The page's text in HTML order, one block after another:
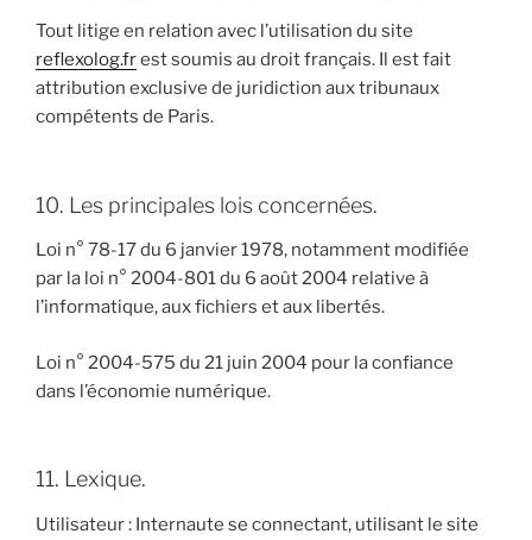
Tout litige en relation avec l’utilisation du site
reflexolog.frest soumis au droit français. Il est fait
attribution exclusive de juridiction aux tribunaux
compétents de Paris.
10. Les principales lois concernées.
Loi n° 78-17 du 6 janvier 1978, notamment modifiée
par la loi n° 2004-801 du 6 août 2004 relative à
l’informatique, aux fichiers et aux libertés.
Loi n° 2004-575 du 21 juin 2004 pour la confiance
dans l’économie numérique.
11. Lexique.
Utilisateur : Internaute se connectant, utilisant le site